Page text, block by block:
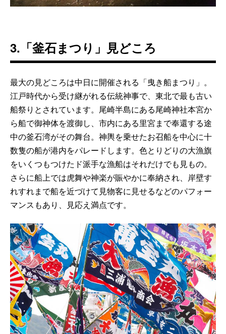
3.「釜石まつり」見どころ
最大の見どころは中日に開催される「曳き船まつり」。
江戸時代から受け継がれる伝統神事で、東北で最も古い
船祭りとされています。尾崎半島にある尾崎神社本宮か
ら船で御神体を渡御し、市内にある里宮まで奉還する途
中の釜石湾がその舞台。神輿を乗せたお召船を中心に十
数隻の船が港内をパレードします。色とりどりの大漁旗
をいくつもつけたド派手な漁船はそれだけでも見もの。
さらに船上では虎舞や神楽が賑やかに奉納され、岸壁す
れすれまで船を近づけて見物客に見せるなどのパフォー
マンスもあり、見応え満点です。